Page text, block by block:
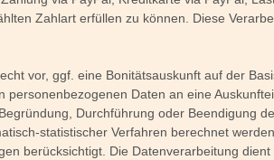
Zahlart erfüllen zu können. Diese
vor, ggf. eine Bonitätsauskunft auf der
Daten an eine
Durchführung oder Beendigung
statistischer Verfahren berechnet
berücksichtigt. Die Datenverarbeitung